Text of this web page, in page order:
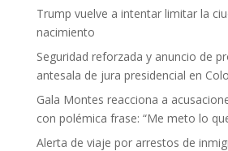
Trump vuelve a intentar limitar la
nacimiento
Seguridad reforzada y anuncio de
antesala de jura presidencial en
Gala Montes reacciona a
con polémica frase: “Me meto lo
Alerta de viaje por arrestos de